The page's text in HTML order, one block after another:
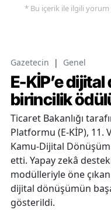
* Bu içerik ile ilgili yorum
Gazetecin | Genel
E-KİP’e
birincilik
Ticaret Bakanlığı
Platformu (E-KİP),
Kamu-Dijital
etti. Yapay zekâ
modülleriyle öne
dijital dönüşümün
gösterildi.